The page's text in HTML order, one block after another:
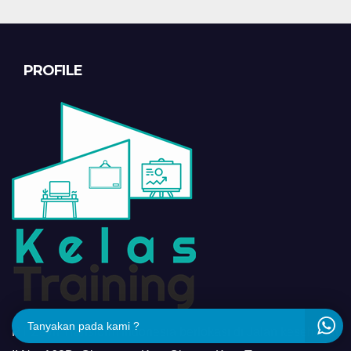
PROFILE
PT Zeyn Transform Indonesia berlokasi di Jalan kesehatan
Tanyakan pada kami ?